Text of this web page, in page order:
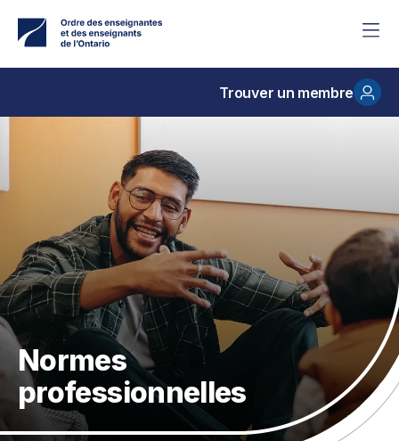
contenu
Trouver un membre
Normes
professionnelles